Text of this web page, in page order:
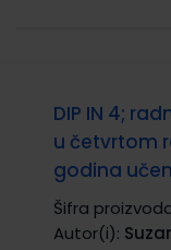
DIP IN 4;
u četvrtom
godina
Šifra
Autor(i):